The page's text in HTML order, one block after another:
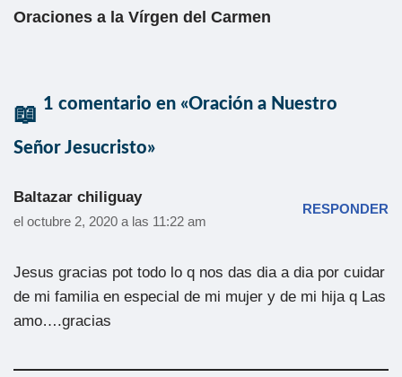
Oraciones a la Vírgen del Carmen
1 comentario en «Oración a Nuestro
Señor Jesucristo»
Baltazar chiliguay
el octubre 2, 2020 a las 11:22 am
RESPONDER
Jesus gracias pot todo lo q nos das dia a dia por cuidar
de mi familia en especial de mi mujer y de mi hija q Las
amo….gracias